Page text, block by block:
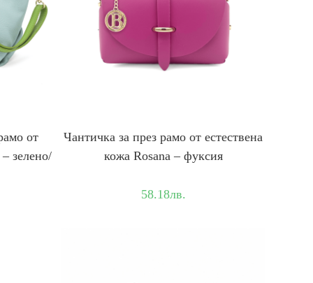
от
зелено/
Чантичка за през рамо от естествена
кожа Rosana – фуксия
58.18лв.